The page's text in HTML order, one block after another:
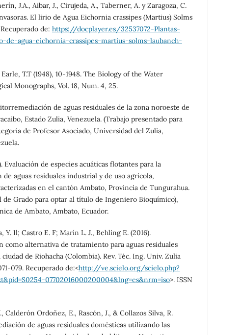
J.A., Aibar, J., Cirujeda, A., Taberner, A. y Zaragoza, C.
El lirio de Agua Eichornia crassipes (Martius) Solms
de: https://docplayer.es/32537072-Plantas-
de-agua-eichornia-crassipes-martius-solms-laubanch-
T.T (1948), 10-1948. The Biology of the Water
Monographs, Vol. 18, Num. 4, 25.
de aguas residuales de la zona noroeste de
Estado Zulia, Venezuela. (Trabajo presentado para
de Profesor Asociado, Universidad del Zulia,
Evaluación de especies acuáticas flotantes para la
aguas residuales industrial y de uso agrícola,
en el cantón Ambato, Provincia de Tungurahua.
de Grado para optar al título de Ingeniero Bioquímico),
de Ambato, Ambato, Ecuador.
Y. Il; Castro E. F; Marín L. J., Behling E. (2016).
como alternativa de tratamiento para aguas residuales
de Riohacha (Colombia). Rev. Téc. Ing. Univ. Zulia
079. Recuperado de:<http://ve.scielo.org/scielo.php?
07702016000200004&lng=es&nrm=iso>. ISSN
Calderón Ordoñez, E., Rascón, J., & Collazos Silva, R.
de aguas residuales domésticas utilizando las